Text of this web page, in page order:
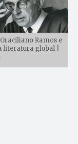
Ramos e
literatura global |